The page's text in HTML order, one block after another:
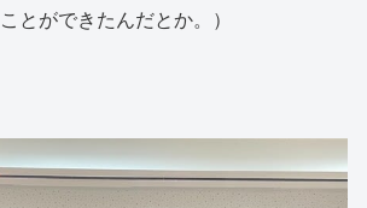
とができたんだとか。）